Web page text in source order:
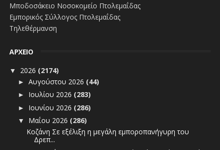
Μποδοσάκειο Νοσοκομείο Πτολεμαΐδας
Εμπορικός Σύλλογος Πτολεμαΐδας
Τηλεθέρμανση
ΑΡΧΕΙΟ
▼ 2026 (2174)
► Αυγούστου 2026 (44)
► Ιουλίου 2026 (283)
► Ιουνίου 2026 (286)
▼ Μαΐου 2026 (286)
Κοζάνη Σε εξέλιξη η μεγάλη εμποροπανήγυρη του
Δρεπ...